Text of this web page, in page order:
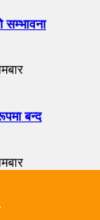
सम्भावना
बन्द